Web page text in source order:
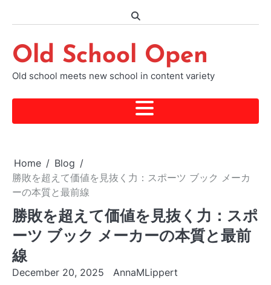
Old School Open
Old school meets new school in content variety
Home
Blog
勝敗を超えて価値を見抜く力：スポーツ ブック メーカ
ーの本質と最前線
勝敗を超えて価値を見抜く力：スポ
ーツ ブック メーカーの本質と最前
線
December 20, 2025 AnnaMLippert